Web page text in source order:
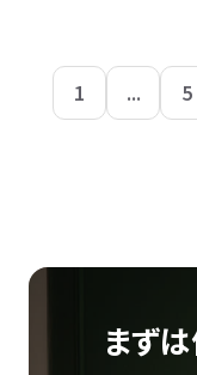
1 ... 5
まず